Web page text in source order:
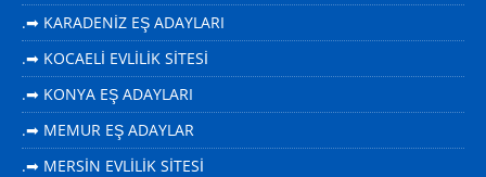
.➡ KARADENİZ EŞ ADAYLARI
.➡ KOCAELİ EVLİLİK SİTESİ
.➡ KONYA EŞ ADAYLARI
.➡ MEMUR EŞ ADAYLAR
.➡ MERSİN EVLİLİK SİTESİ